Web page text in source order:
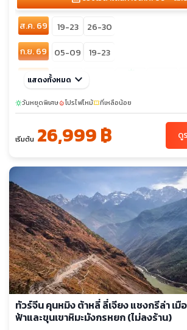
ส.ค. 69 19-23
26-30
ก.ย. 69
05-09
19-23
ต.ค. 69
10-14 sunny
พ.ย. 69 04-08 07-11 11-15
sunny
10-14
18-22
19-23 27-31 28-01
ม.ค. 70
sunny
01-05 13-17 16-20 21-25
ก.พ. 70
18-22 19-23 20-24 25-01
มี.ค. 70
sunny
03-07 06-10 11-15 12-16
19-23
20-24 24-28 25-29
เม.ย. 70 01-05 02-06 03-07 07-11
sunny sunny
แสดงทั้งหมด keyboard_arrow_down
sunnyวันหยุดพิเศษlocal_fire_departmentโปรไฟไหม้confirmation_numberที่เหลือน้อย
เริ่มต้น 26,999 ฿ ดู
ทัวร์จีน คุนหมิง ต้าหลี่ ลี่เจียง แชงกรีล่า เ
ฟ้าและขุนเขาหิมะมังกรหยก (ไม่ลงร้าน)